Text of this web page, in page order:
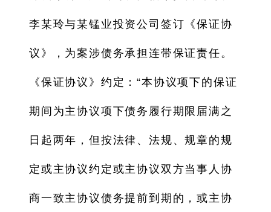
李某玲与某锰业投资公司签订《保证协
议》，为案涉债务承担连带保证责任。
《保证协议》约定：“本协议项下的保证
期间为主协议项下债务履行期限届满之
日起两年，但按法律、法规、规章的规
定或主协议约定或主协议双方当事人协
商一致主协议债务提前到期的，或主协